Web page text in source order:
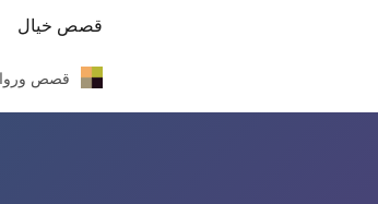
قصص خيال
قصص